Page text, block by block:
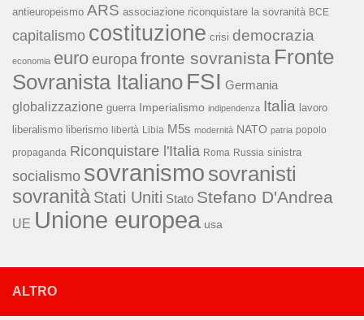
antieuropeismo ARS associazione riconquistare la sovranità BCE
capitalismo costituzione crisi democrazia
economia euro europa fronte sovranista Fronte
Sovranista Italiano FSI Germania
globalizzazione guerra Imperialismo indipendenza Italia lavoro
liberalismo liberismo libertà Libia M5s modernità NATO patria popolo
propaganda Riconquistare l'Italia Roma Russia sinistra
socialismo sovranismo sovranisti
sovranità Stati Uniti Stato Stefano D'Andrea
UE Unione europea usa
ALTRO